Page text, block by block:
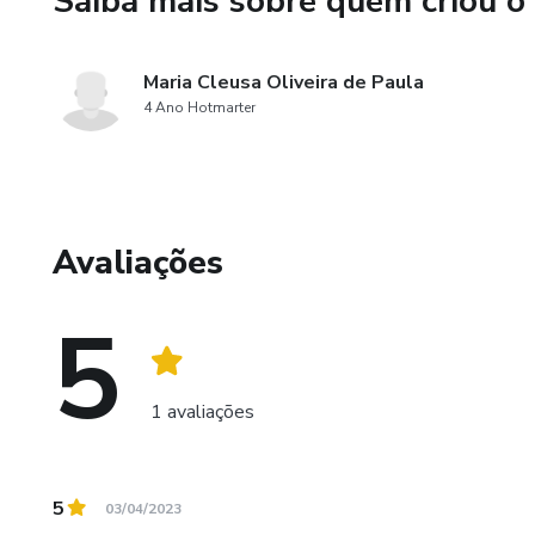
Maria Cleusa Oliveira de Paula
4 Ano Hotmarter
Avaliações
5 1 avaliações
5 03/04/2023